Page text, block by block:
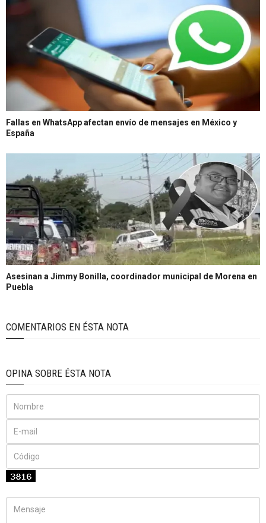
Fallas en WhatsApp afectan envío de mensajes en México y
España
Asesinan a Jimmy Bonilla, coordinador municipal de Morena en
Puebla
COMENTARIOS EN ÉSTA NOTA
OPINA SOBRE ÉSTA NOTA